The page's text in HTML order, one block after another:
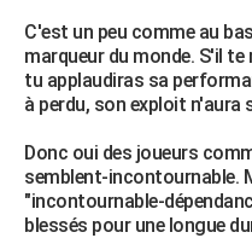
C'est un peu comme au
marqueur du monde. S'il
tu applaudiras sa
à perdu, son exploit n'aura
Donc oui des joueurs
semblent-incontournable.
"incontournable-
blessés pour une longue